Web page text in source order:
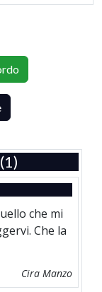
che mi
Che la
Cira Manzo